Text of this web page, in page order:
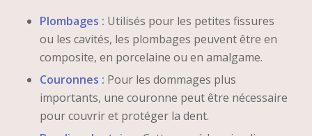
Plombages : Utilisés pour les petites fissures
ou les cavités, les plombages peuvent être en
composite, en porcelaine ou en amalgame.
Couronnes : Pour les dommages plus
importants, une couronne peut être nécessaire
pour couvrir et protéger la dent.